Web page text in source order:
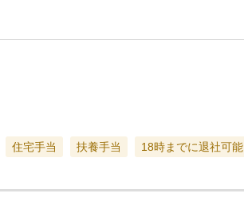
住宅手当 扶養手当 18時までに退社可能